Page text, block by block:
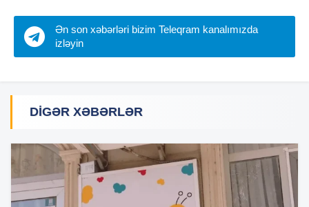
Ən son xəbərləri bizim Teleqram kanalımızda
izləyin
DIGƏR XƏBƏRLƏR